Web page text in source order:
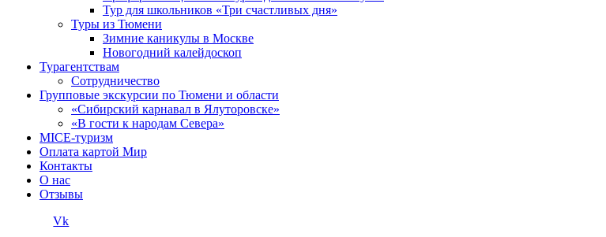
Тур для школьников «Три счастливых дня»
Туры из Тюмени
Зимние каникулы в Москве
Новогодний калейдоскоп
Турагентствам
Сотрудничество
Групповые экскурсии по Тюмени и области
«Сибирский карнавал в Ялуторовске»
«В гости к народам Севера»
MICE-туризм
Оплата картой Мир
Контакты
О нас
Отзывы
Vk